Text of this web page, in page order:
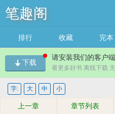
笔趣阁
排行 收藏 完本
下载
请安装我们的客户端
看更多好书 离线下载
字: 大 中 小
上一章 章节列表